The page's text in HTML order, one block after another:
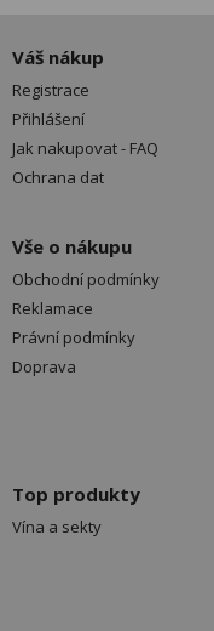
Váš nákup
Registrace
Přihlášení
Jak nakupovat - FAQ
Ochrana dat
Vše o nákupu
Obchodní podmínky
Reklamace
Právní podmínky
Doprava
Top produkty
Vína a sekty